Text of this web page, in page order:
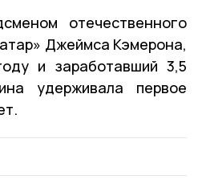
отечественного
Джеймса Кэмерона,
и заработавший 3,5
удерживала первое